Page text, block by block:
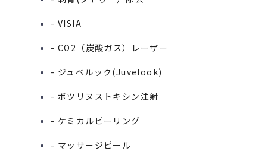
- VISIA
- CO2（炭酸ガス）レーザー
- ジュベルック(Juvelook)
- ボツリヌストキシン注射
- ケミカルピーリング
- マッサージピール